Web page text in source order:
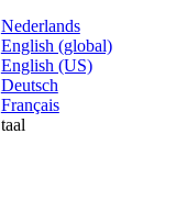
Nederlands
English (global)
English (US)
Deutsch
Français
taal